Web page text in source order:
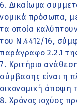
6. Δικαίωμα
νομικά πρόσωπα,
τα οποία
του Ν.4412/16,
παράγραφο 2.2.1
7. Κριτήριο
σύμβασης είναι η
οικονομική άποψη
8. Χρόνος ισχύος